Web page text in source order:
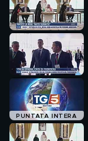
PUNTATA INTERA